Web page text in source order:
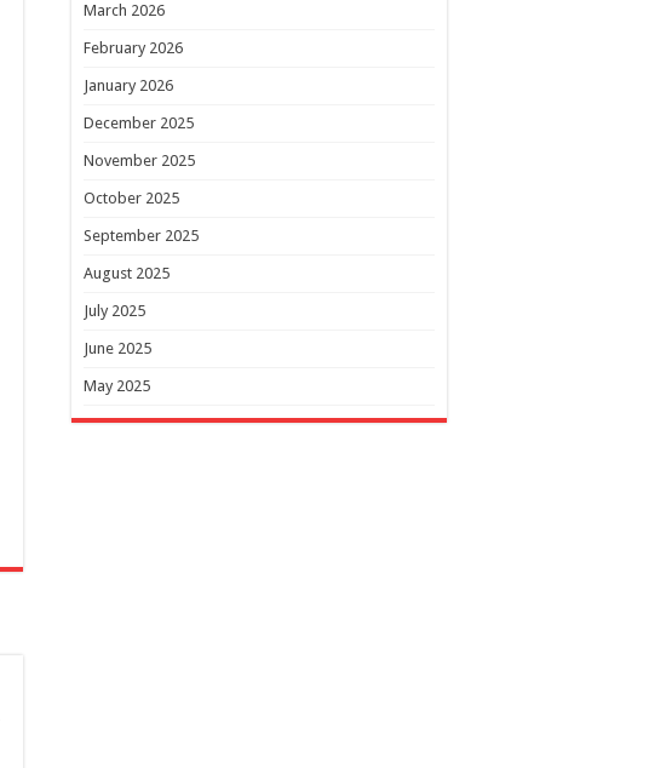
March 2026
February 2026
January 2026
December 2025
November 2025
October 2025
September 2025
August 2025
July 2025
June 2025
May 2025